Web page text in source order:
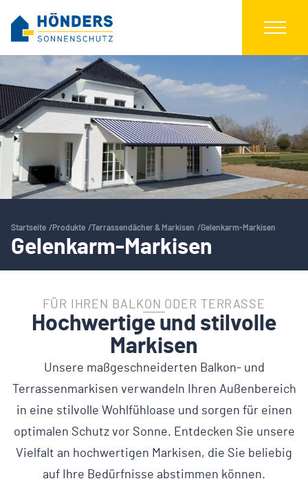
Startseite Produkte Terrassendächer & Markisen Gelenkarm-Markisen
Gelenkarm-Markisen
FÜR IHREN BALKON ODER TERRASSE
Hochwertige und stilvolle
Markisen
Unsere maßgeschneiderten Balkon- und
Terrassenmarkisen verwandeln Ihren Außenbereich
in eine stilvolle Wohlfühloase und sorgen für einen
optimalen Schutz vor Sonne. Entdecken Sie unsere
Vielfalt an hochwertigen Markisen, die Sie beliebig
auf Ihre Bedürfnisse abstimmen können.